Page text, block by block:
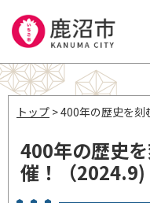
トップ > 400年の歴史を
400年の歴史
催！（2024.9)